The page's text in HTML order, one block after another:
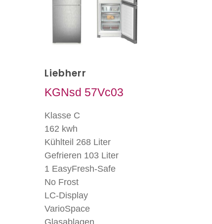
Liebherr
KGNsd 57Vc03
Klasse C
162 kwh
Kühlteil 268 Liter
Gefrieren 103 Liter
1 EasyFresh-Safe
No Frost
LC-Display
VarioSpace